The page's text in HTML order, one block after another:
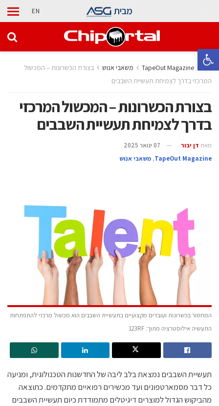
פתח סרגל נגישות
מבית EN
בית TapeOut Magazine משאבי אנוש
בצורת הכשרונות – המכשול
המרכזי בדרך לצמיחת תעשיית השבבים
בצורת הכשרונות – המכשול המרכזי
בדרך לצמיחת תעשיית השבבים
מאת דן יבור
07 ינואר 2025
TapeOut Magazine
, משאבי אנוש
המחסור בכשרונות ועובדים מקצועיים בתעשיית השבבים הוא מכשול מרכזי להתפתחות
התעשיה אילוסטרציה מתוך: 123RF
תעשיית השבבים נמצאת בלב ליבה של החדשנות הטכנולוגית, ומניעה
כל דבר מסמארטפונים ועד מכשירים רפואיים מתקדמים. כתוצאה
מהביקוש הגדול למוצרים דיגיטלים מתמודדת כיום תעשיית השבבים